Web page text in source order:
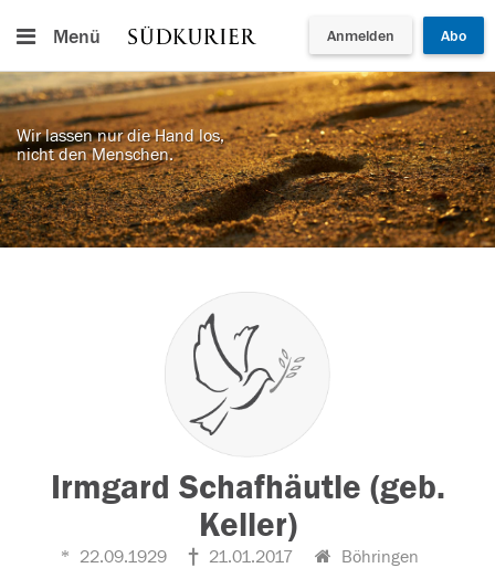
Menü Anmelden Abo
Wir lassen nur die Hand los,
nicht den Menschen.
Irmgard Schafhäutle (geb.
Keller)
22.09.1929 21.01.2017 Böhringen